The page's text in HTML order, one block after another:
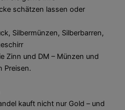
schätzen lassen oder
Silbermünzen, Silberbarren,
Zinn und DM – Münzen und
Preisen.
kauft nicht nur Gold – und